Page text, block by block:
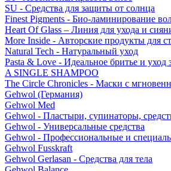
SU - Средства для защиты от солнца
Finest Pigments - Био-ламинирование
Heart Of Glass – Линия для ухода и
More Inside - Авторские продукты для
Natural Tech - Натуральный уход
Pasta & Love - Идеальное бритье и уход
A SINGLE SHAMPOO
The Circle Chronicles - Маски с
Gehwol (Германия)
Gehwol Med
Gehwol - Пластыри, супинаторы,
Gehwol - Универсальные средства
Gehwol - Профессиональные и
Gehwol Fusskraft
Gehwol Gerlasan - Средства для тела